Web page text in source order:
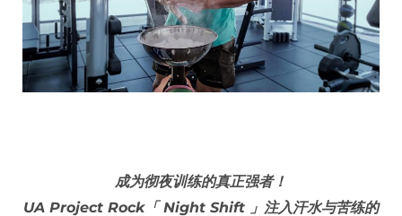
成为彻夜训练的真正强者！
UA Project Rock「 Night Shift 」注入汗水与苦练的